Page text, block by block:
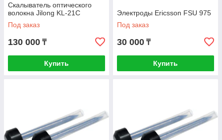
Скалыватель оптического
волокна Jilong KL-21C
Под заказ
130 000 ₸
Купить
Электроды Ericsson FSU 975
Под заказ
30 000 ₸
Купить